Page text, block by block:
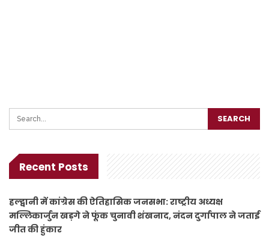
Recent Posts
हल्द्वानी में कांग्रेस की ऐतिहासिक जनसभा: राष्ट्रीय अध्यक्ष
मल्लिकार्जुन खड़गे ने फूंक चुनावी शंखनाद, नंदन दुर्गापाल ने जताई
जीत की हुंकार